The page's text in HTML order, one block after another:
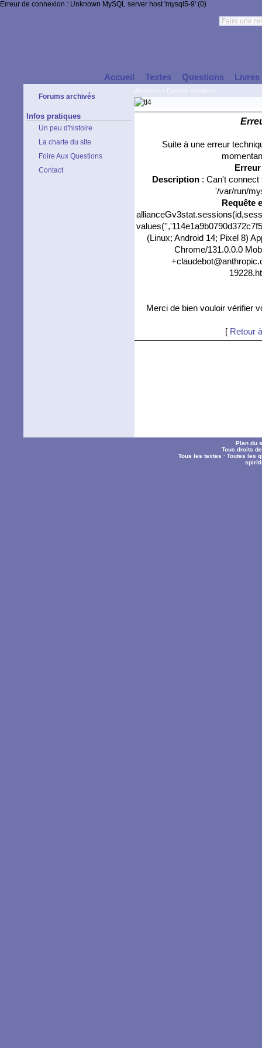
Erreur de connexion : Unknown MySQL server host 'mysql5-9' (0)
Accueil Textes Questions Livres
Forums archivés
Infos pratiques
Un peu d'histoire
La charte du site
Foire Aux Questions
Contact
Suite à une erreur
Description: Can't connect
'/var/run/
Requête
(Linux; Android 14; Pixel 8)
Chrome/131.0.0.0
Merci de bien vouloir vérifier
[ Retour
Plan du
Tous droits
Tous les textes ·Toutes les